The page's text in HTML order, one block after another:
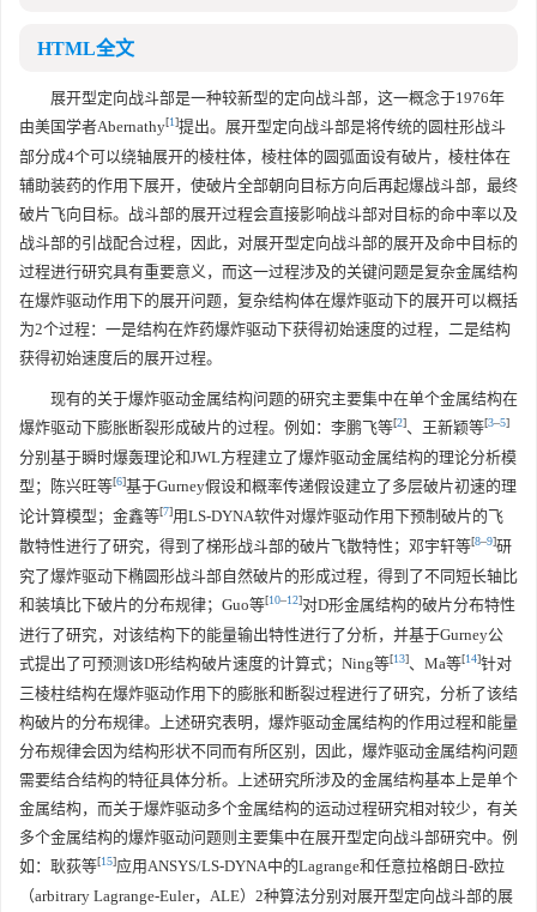
HTML全文
展开型定向战斗部是一种较新型的定向战斗部，这一概念于1976年
由美国学者Abernathy[1]提出。展开型定向战斗部是将传统的圆柱形战斗
部分成4个可以绕轴展开的棱柱体，棱柱体的圆弧面设有破片，棱柱体在
辅助装药的作用下展开，使破片全部朝向目标方向后再起爆战斗部，最终
破片飞向目标。战斗部的展开过程会直接影响战斗部对目标的命中率以及
战斗部的引战配合过程，因此，对展开型定向战斗部的展开及命中目标的
过程进行研究具有重要意义，而这一过程涉及的关键问题是复杂金属结构
在爆炸驱动作用下的展开问题，复杂结构体在爆炸驱动下的展开可以概括
为2个过程：一是结构在炸药爆炸驱动下获得初始速度的过程，二是结构
获得初始速度后的展开过程。
现有的关于爆炸驱动金属结构问题的研究主要集中在单个金属结构在
爆炸驱动下膨胀断裂形成破片的过程。例如：李鹏飞等[2]、王新颖等[3–5]
分别基于瞬时爆轰理论和JWL方程建立了爆炸驱动金属结构的理论分析模
型；陈兴旺等[6]基于Gurney假设和概率传递假设建立了多层破片初速的理
论计算模型；金鑫等[7]用LS-DYNA软件对爆炸驱动作用下预制破片的飞
散特性进行了研究，得到了梯形战斗部的破片飞散特性；邓宇轩等[8–9]研
究了爆炸驱动下椭圆形战斗部自然破片的形成过程，得到了不同短长轴比
和装填比下破片的分布规律；Guo等[10–12]对D形金属结构的破片分布特性
进行了研究，对该结构下的能量输出特性进行了分析，并基于Gurney公
式提出了可预测该D形结构破片速度的计算式；Ning等[13]、Ma等[14]针对
三棱柱结构在爆炸驱动作用下的膨胀和断裂过程进行了研究，分析了该结
构破片的分布规律。上述研究表明，爆炸驱动金属结构的作用过程和能量
分布规律会因为结构形状不同而有所区别，因此，爆炸驱动金属结构问题
需要结合结构的特征具体分析。上述研究所涉及的金属结构基本上是单个
金属结构，而关于爆炸驱动多个金属结构的运动过程研究相对较少，有关
多个金属结构的爆炸驱动问题则主要集中在展开型定向战斗部研究中。例
如：耿荻等[15]应用ANSYS/LS-DYNA中的Lagrange和任意拉格朗日-欧拉
（arbitrary Lagrange-Euler，ALE）2种算法分别对展开型定向战斗部的展